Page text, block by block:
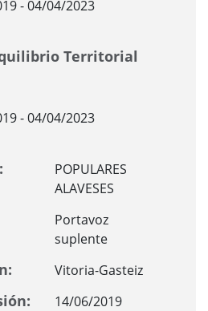
- 04/04/2023
Territorial
- 04/04/2023
POPULARES
ALAVESES
Portavoz
suplente
Vitoria-Gasteiz
14/06/2019